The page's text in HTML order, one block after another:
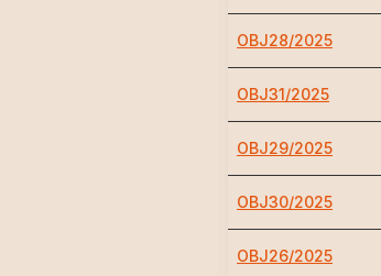
OBJ28/2025
OBJ31/2025
OBJ29/2025
OBJ30/2025
OBJ26/2025